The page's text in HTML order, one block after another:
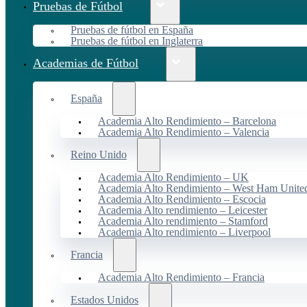
Pruebas de Fútbol
Pruebas de fútbol en España
Pruebas de fútbol en Inglaterra
Academias de Fútbol
España
Academia Alto Rendimiento – Barcelona
Academia Alto Rendimiento – Valencia
Reino Unido
Academia Alto Rendimiento – UK
Academia Alto Rendimiento – West Ham
Academia Alto Rendimiento – Escocia
Academia Alto rendimiento – Leicester
Academia Alto rendimiento – Stamford
Academia Alto rendimiento – Liverpool
Francia
Academia Alto Rendimiento – Francia
Estados Unidos